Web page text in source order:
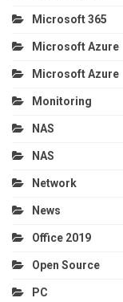
Microsoft 365
Microsoft Azure
Microsoft Azure
Monitoring
NAS
NAS
Network
News
Office 2019
Open Source
PC